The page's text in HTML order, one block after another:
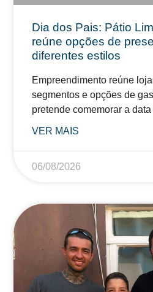
Dia dos Pais: Pátio
reúne opções de
diferentes estilos
Empreendimento reúne
segmentos e opções de
pretende comemorar a
VER MAIS
06/08/2026